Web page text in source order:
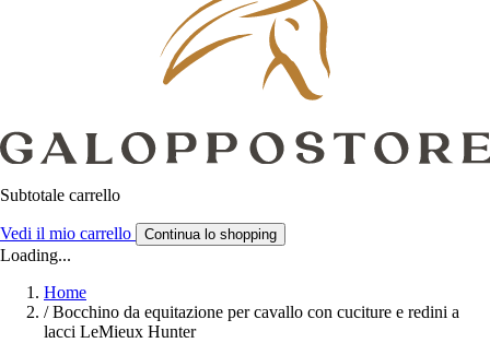
Subtotale carrello
Vedi il mio carrello Continua lo shopping
Loading...
Home
/ Bocchino da equitazione per cavallo con cuciture e redini a
lacci LeMieux Hunter